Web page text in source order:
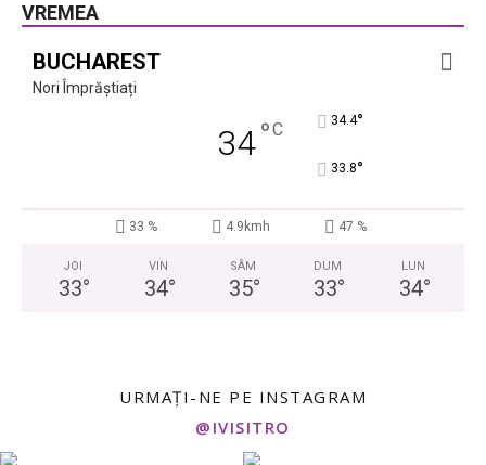
VREMEA
BUCHAREST
Nori Împrăștiați
34°C 34.4°
33.8°
33 % 4.9kmh 47 %
JOI
33°
VIN
34°
SÂM
35°
DUM
33°
LUN
34°
URMAȚI-NE PE INSTAGRAM
@IVISITRO